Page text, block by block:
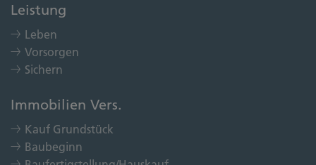
Leistung
Leben
Vorsorgen
Sichern
Immobilien Vers.
Kauf Grundstück
Baubeginn